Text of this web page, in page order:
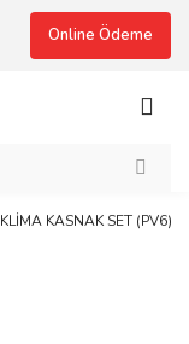
Online Ödeme
KLİMA KASNAK SET (PV6)